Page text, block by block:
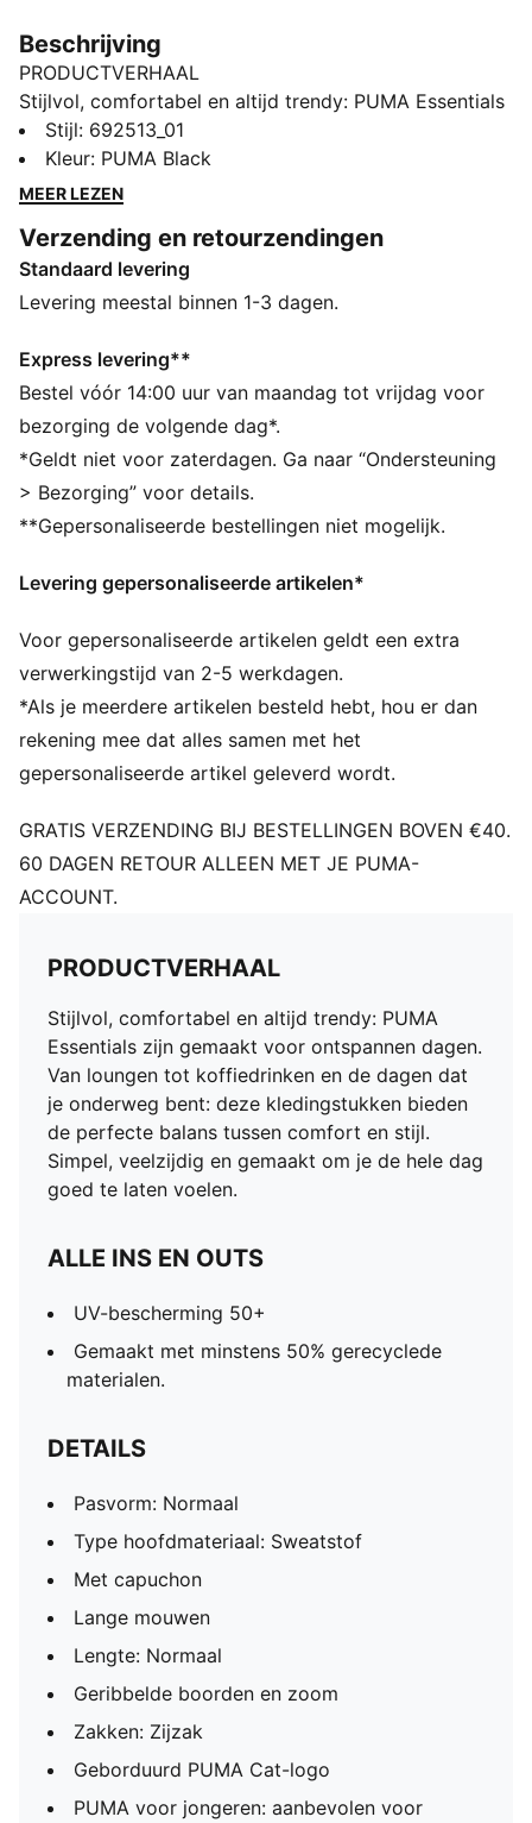
Beschrijving
PRODUCTVERHAAL
Stijlvol, comfortabel en altijd trendy: PUMA Essentials
zijn gemaakt voor ontspannen dagen. Van loungen tot
koffiedrinken en de dagen dat je onderweg bent: deze
kledingstukken bieden de perfecte balans tussen
de hele dag goed te laten voelen.
ALLE INS EN OUTS
UV-bescherming 50+
DETAILS
Pasvorm: Normaal
Type hoofdmateriaal: Sweatstof
Met capuchon
Lange mouwen
Lengte: Normaal
Geribbelde boorden en zoom
Geborduurd PUMA Cat-logo
kinderen tussen 8 en 16 jaar
Stijl: 692513_01
Kleur: PUMA Black
MEER LEZEN
Verzending en retourzendingen
Standaard levering
Levering meestal binnen 1-3 dagen.
Express levering**
Bestel vóór 14:00 uur van maandag tot vrijdag voor
bezorging de volgende dag*.
*Geldt niet voor zaterdagen. Ga naar “Ondersteuning
> Bezorging” voor details.
**Gepersonaliseerde bestellingen niet mogelijk.
Levering gepersonaliseerde artikelen*
Voor gepersonaliseerde artikelen geldt een extra
verwerkingstijd van 2-5 werkdagen.
*Als je meerdere artikelen besteld hebt, hou er dan
rekening mee dat alles samen met het
gepersonaliseerde artikel geleverd wordt.
GRATIS VERZENDING BIJ BESTELLINGEN BOVEN €40.
60 DAGEN RETOUR ALLEEN MET JE PUMA-
ACCOUNT.
PRODUCTVERHAAL
Stijlvol, comfortabel en altijd trendy: PUMA
Essentials zijn gemaakt voor ontspannen dagen.
Van loungen tot koffiedrinken en de dagen dat
je onderweg bent: deze kledingstukken bieden
de perfecte balans tussen comfort en stijl.
Simpel, veelzijdig en gemaakt om je de hele dag
goed te laten voelen.
ALLE INS EN OUTS
UV-bescherming 50+
Gemaakt met minstens 50% gerecyclede
materialen.
DETAILS
Pasvorm: Normaal
Type hoofdmateriaal: Sweatstof
Met capuchon
Lange mouwen
Lengte: Normaal
Geribbelde boorden en zoom
Zakken: Zijzak
Geborduurd PUMA Cat-logo
PUMA voor jongeren: aanbevolen voor